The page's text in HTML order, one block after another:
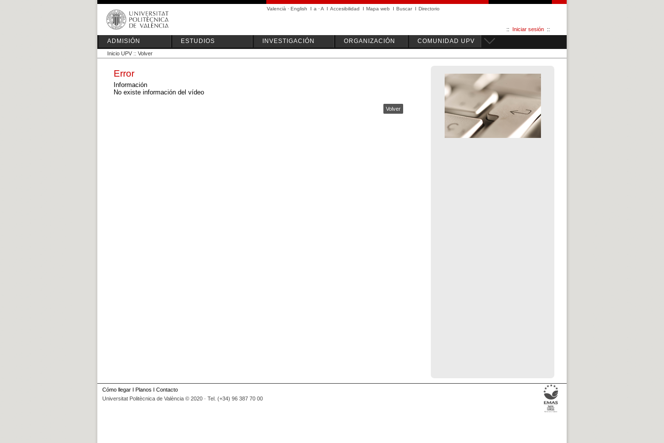
Valencià · English I a ·A I Accesibilidad I Mapa web I Buscar I Directorio
:: Iniciar sesión ::
ADMISIÓN ESTUDIOS INVESTIGACIÓN ORGANIZACIÓN COMUNIDAD UPV
Inicio UPV :: Volver
Error
Información
No existe información del vídeo
Volver
Cómo llegar I Planos I Contacto
Universitat Politècnica de València © 2020 · Tel. (+34) 96 387 70 00